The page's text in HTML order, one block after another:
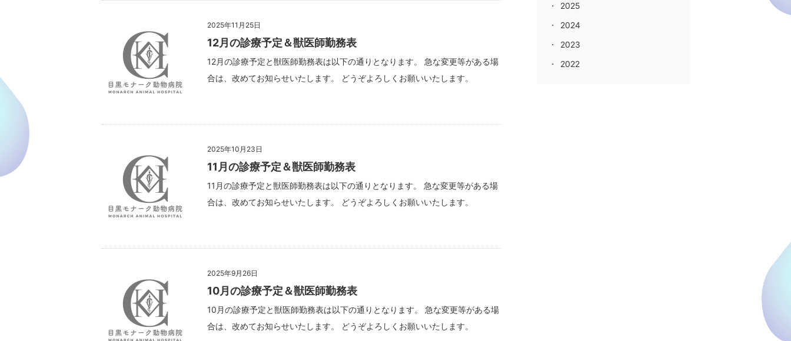
2025年11月25日
12月の診療予定＆獣医師勤務表
12月の診療予定と獣医師勤務表は以下の通りとなります。 急な変更等がある場
合は、改めてお知らせいたします。 どうぞよろしくお願いいたします。
2025年10月23日
11月の診療予定＆獣医師勤務表
11月の診療予定と獣医師勤務表は以下の通りとなります。 急な変更等がある場
合は、改めてお知らせいたします。 どうぞよろしくお願いいたします。
2025年9月26日
10月の診療予定＆獣医師勤務表
10月の診療予定と獣医師勤務表は以下の通りとなります。 急な変更等がある場
合は、改めてお知らせいたします。 どうぞよろしくお願いいたします。
2025
2024
2023
2022